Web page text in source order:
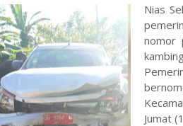
Nias
nomor
Jumat